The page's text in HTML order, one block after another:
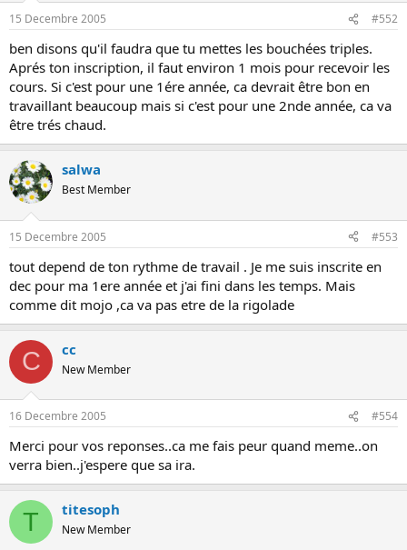
15 Decembre 2005 #552
ben disons qu'il faudra que tu mettes les bouchées triples.
Aprés ton inscription, il faut environ 1 mois pour recevoir les
cours. Si c'est pour une 1ére année, ca devrait être bon en
travaillant beaucoup mais si c'est pour une 2nde année, ca va
être trés chaud.
salwa
Best Member
15 Decembre 2005 #553
tout depend de ton rythme de travail . Je me suis inscrite en
dec pour ma 1ere année et j'ai fini dans les temps. Mais
comme dit mojo ,ca va pas etre de la rigolade
C cc
New Member
16 Decembre 2005 #554
Merci pour vos reponses..ca me fais peur quand meme..on
verra bien..j'espere que sa ira.
T titesoph
New Member